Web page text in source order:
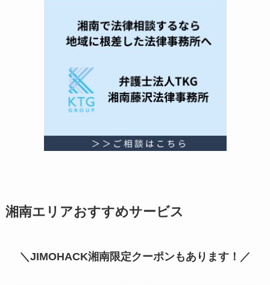
湘南エリアおすすめサービス
＼JIMOHACK湘南限定クーポンもあります！／